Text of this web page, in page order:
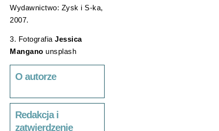
Wydawnictwo: Zysk i S-ka,
2007.
3. Fotografia Jessica
Mangano unsplash
O autorze
Redakcja i
zatwierdzenie